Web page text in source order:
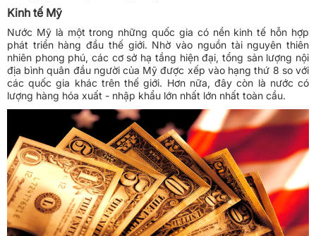
Kinh tế Mỹ
Nước Mỹ là một trong những quốc gia có nền kinh tế hỗn hợp
phát triển hàng đầu thế giới. Nhờ vào nguồn tài nguyên thiên
nhiên phong phú, các cơ sở hạ tầng hiện đại, tổng sản lượng nội
địa bình quân đầu người của Mỹ được xếp vào hạng thứ 8 so với
các quốc gia khác trên thế giới. Hơn nữa, đây còn là nước có
lượng hàng hóa xuất - nhập khẩu lớn nhất lớn nhất toàn cầu.